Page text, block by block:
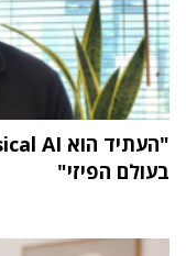
בעולם הפיזי"